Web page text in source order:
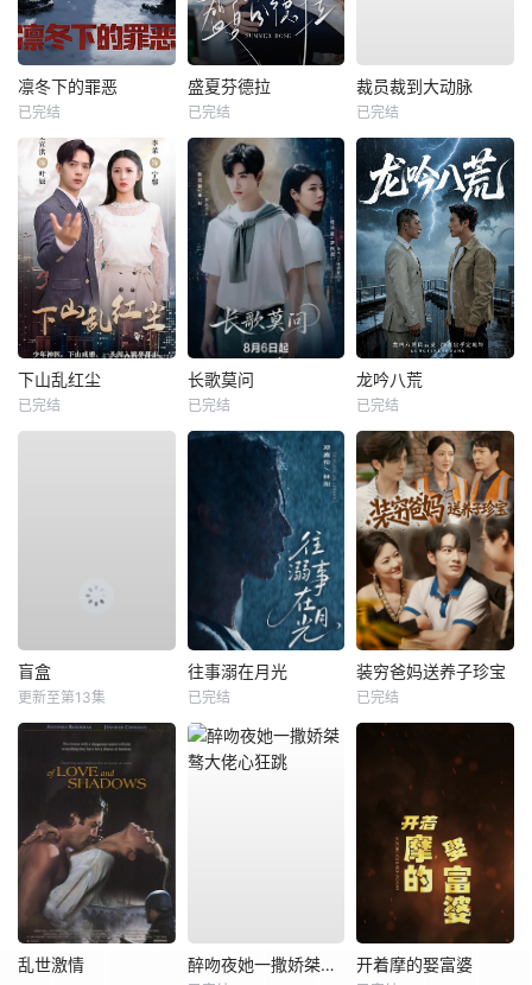
凛冬下的罪恶
已完结
盛夏芬德拉
已完结
裁员裁到大动脉
已完结
下山乱红尘
已完结
长歌莫问
已完结
龙吟八荒
已完结
盲盒
更新至第13集
往事溺在月光
已完结
装穷爸妈送养子珍宝
已完结
乱世激情 醉吻夜她一撒娇桀骜大佬心狂跳 开着摩的娶富婆